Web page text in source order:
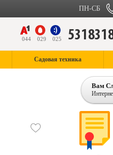
ПН-СБ
044 029 025
Садовая техника
Вам